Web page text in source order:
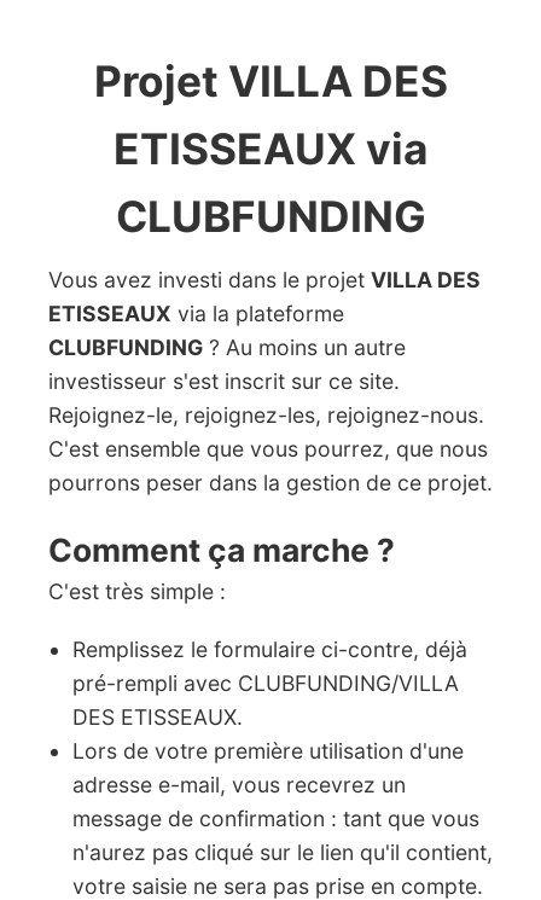
Projet VILLA DES
ETISSEAUX via
CLUBFUNDING
Vous avez investi dans le projet VILLA DES
ETISSEAUX via la plateforme
CLUBFUNDING ? Au moins un autre
investisseur s'est inscrit sur ce site.
Rejoignez-le, rejoignez-les, rejoignez-nous.
C'est ensemble que vous pourrez, que nous
pourrons peser dans la gestion de ce projet.
Comment ça marche ?
C'est très simple :
Remplissez le formulaire ci-contre, déjà
pré-rempli avec CLUBFUNDING/VILLA
DES ETISSEAUX.
Lors de votre première utilisation d'une
adresse e-mail, vous recevrez un
message de confirmation : tant que vous
n'aurez pas cliqué sur le lien qu'il contient,
votre saisie ne sera pas prise en compte.